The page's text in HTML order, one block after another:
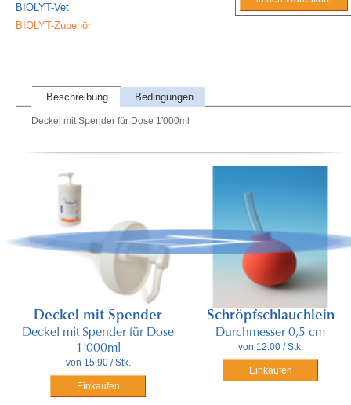
BIOLYT-Vet
BIOLYT-Zubehör
Beschreibung Bedingungen
Deckel mit Spender für Dose 1'000ml
Deckel mit Spender
Deckel mit Spender für Dose
1'000ml
von 15.90 / Stk.
Einkaufen
Schröpfschlauchlein
Durchmesser 0,5 cm
von 12.00 / Stk.
Einkaufen